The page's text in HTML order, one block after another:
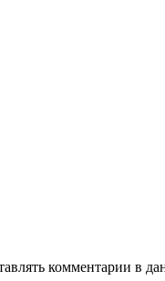
комментарии в